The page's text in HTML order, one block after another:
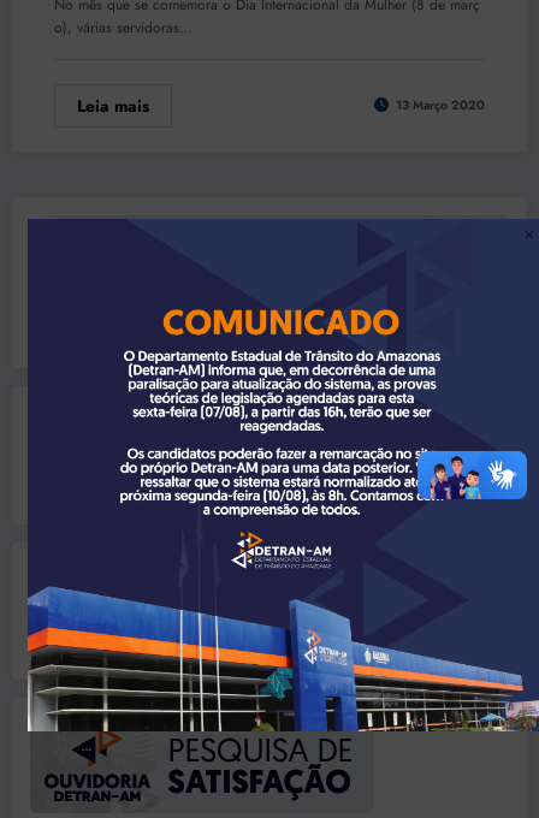
No mês que se comemora o Dia Internacional da Mulher (8 de març
o), várias servidoras…
Leia mais 13 Março 2020